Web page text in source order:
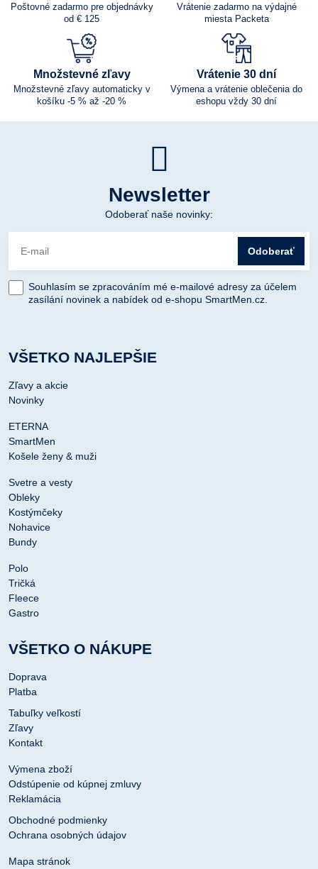
Poštovné zadarmo pre objednávky
od € 125
Vrátenie zadarmo na výdajné
miesta Packeta
Množstevné zľavy
Množstevné zľavy automaticky v
košíku -5 % až -20 %
Vrátenie 30 dní
Výmena a vrátenie oblečenia do
eshopu vždy 30 dní
Newsletter
Odoberať naše novinky:
Odoberať
Souhlasím se zpracováním mé e-mailové adresy za účelem
zasílání novinek a nabídek od e-shopu SmartMen.cz.
VŠETKO NAJLEPŠIE
Zľavy a akcie
Novinky
ETERNA
SmartMen
Košele ženy & muži
Svetre a vesty
Obleky
Kostýmčeky
Nohavice
Bundy
Polo
Tričká
Fleece
Gastro
VŠETKO O NÁKUPE
Doprava
Platba
Tabuľky veľkostí
Zľavy
Kontakt
Výmena zboží
Odstúpenie od kúpnej zmluvy
Reklamácia
Obchodné podmienky
Ochrana osobných údajov
Mapa stránok